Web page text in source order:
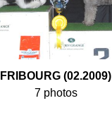
FRIBOURG (02.2009)
7 photos